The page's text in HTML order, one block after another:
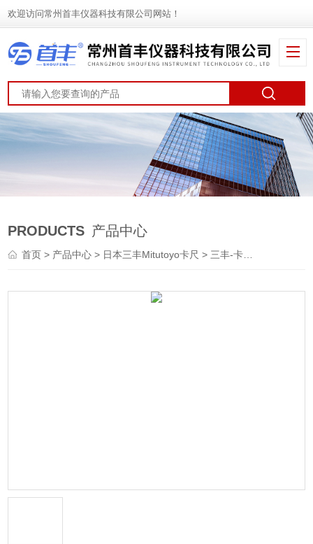
欢迎访问常州首丰仪器科技有限公司网站！
PRODUCTS 产品中心
首页> 产品中心 > 日本三丰Mitutoyo卡尺 >三丰-卡尺